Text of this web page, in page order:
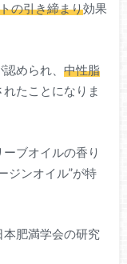
の引き締まり効果
められ、 中性脂
たことになりま
ブオイルの香り
ジンオイル”が特
肥満学会の研究